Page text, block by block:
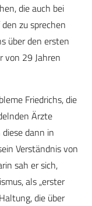
die auch bei
zu sprechen
über den ersten
von 29 Jahren
Friedrichs, die
Ärzte
dann in
Verständnis von
sah er sich,
als „erster
die über